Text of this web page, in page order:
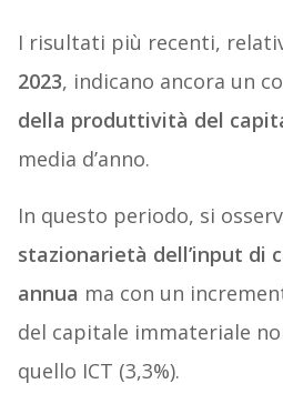
I risultati più recenti,
2023, indicano ancora un
della produttività del
media d’anno.
In questo periodo, si
stazionarietà dell’input di
annua ma con un
del capitale immateriale
quello ICT (3,3%).